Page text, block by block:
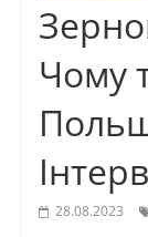
Чому
28.08.2023